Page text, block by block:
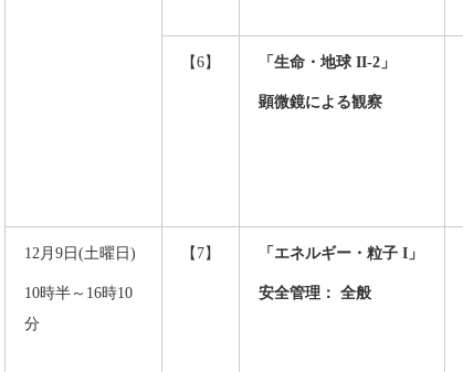
【6】 「生命・地球 II-2」
顕微鏡による観察
12月9日(土曜日)
10時半～16時10
分
【7】 「エネルギー・粒子 I」
安全管理： 全般